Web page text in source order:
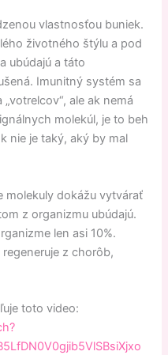
vlastnosťou buniek.
životného štýlu a pod
ubúdajú a táto
Imunitný systém sa
ale ak nemá
molekúl, je to beh
nie je taký, aký by mal
molekuly dokážu vytvárať
z organizmu ubúdajú.
len asi 10%.
z chorôb,
toto video: